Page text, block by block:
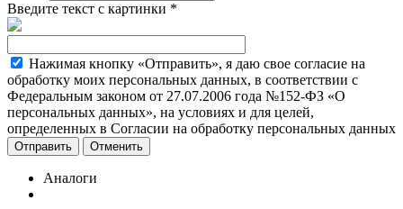
Введите текст с картинки *
Нажимая кнопку «Отправить», я даю свое согласие на
обработку моих персональных данных, в соответствии с
Федеральным законом от 27.07.2006 года №152-ФЗ «О
персональных данных», на условиях и для целей,
определенных в Согласии на обработку персональных данных
Отменить
Аналоги